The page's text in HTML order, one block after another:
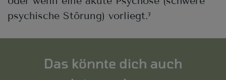
psychische Störung) vorliegt.7
Das könnte dich auch